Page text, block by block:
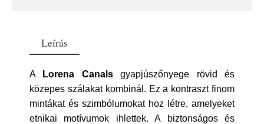
Leírás
A Lorena Canalsgyapjúszőnyege rövid és
közepes szálakat kombinál. Ez a kontraszt finom
mintákat és szimbólumokat hoz létre, amelyeket
etnikai motívumok ihlettek. A biztonságos és